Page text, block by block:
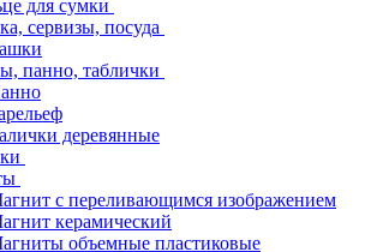
для сумки
сервизы, посуда
панно, таблички
деревянные
с переливающимся изображением
керамический
объемные пластиковые